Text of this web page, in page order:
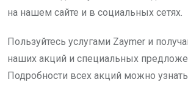
на нашем сайте и в социальных сетях.
Пользуйтесь услугами Zaymer и
наших акций и специальных
Подробности всех акций можно узнать